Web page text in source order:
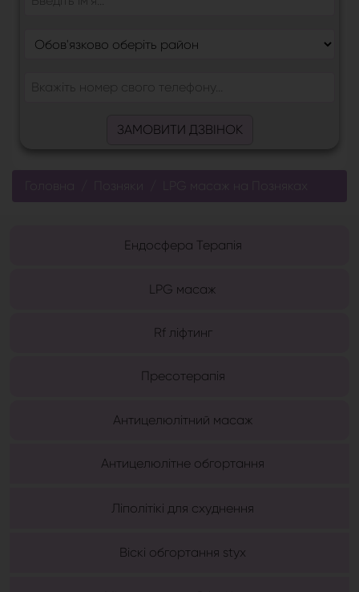
ЗАМОВИТИ ДЗВІНОК
Головна LPG масаж на Позняках
Ендосфера Терапія
LPG масаж
Rf ліфтинг
Пресотерапія
Антицелюлітний масаж
Антицелюлітне обгортання
Ліполітікі для схуднення
Віскі обгортання styx